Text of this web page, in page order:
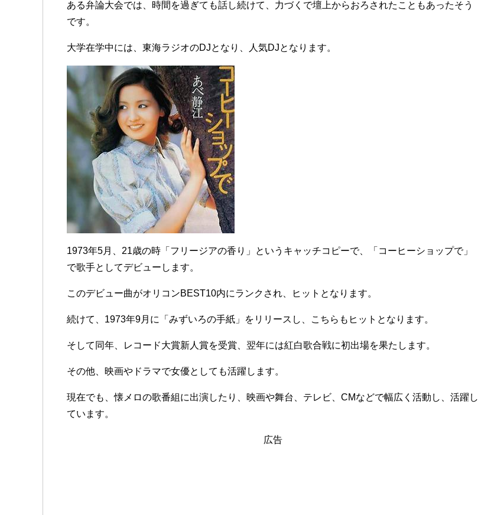
ある弁論大会では、時間を過ぎても話し続けて、力づくで壇上からおろされたこともあったそう
です。
大学在学中には、東海ラジオのDJとなり、人気DJとなります。
1973年5月、21歳の時「フリージアの香り」というキャッチコピーで、「コーヒーショップで」
で歌手としてデビューします。
このデビュー曲がオリコンBEST10内にランクされ、ヒットとなります。
続けて、1973年9月に「みずいろの手紙」をリリースし、こちらもヒットとなります。
そして同年、レコード大賞新人賞を受賞、翌年には紅白歌合戦に初出場を果たします。
その他、映画やドラマで女優としても活躍します。
現在でも、懐メロの歌番組に出演したり、映画や舞台、テレビ、CMなどで幅広く活動し、活躍し
ています。
広告